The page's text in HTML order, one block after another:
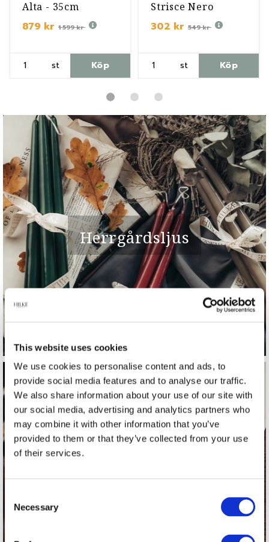
This website uses cookies
We use cookies to personalise content and ads, to
provide social media features and to analyse our traffic.
We also share information about your use of our site with
our social media, advertising and analytics partners who
may combine it with other information that you’ve
provided to them or that they’ve collected from your use
of their services.
Selection
Necessary
Alta - 35cm
879 kr 1 599 kr
st Köp
Strisce Nero
302 kr 549 kr
st Köp
Herrgårdsljus